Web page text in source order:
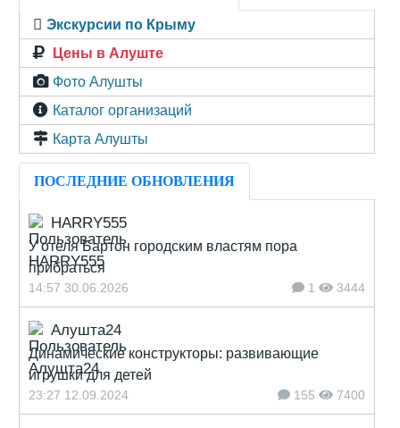
Экскурсии по Крыму
Цены в Алуште
Фото Алушты
Каталог организаций
Карта Алушты
ПОСЛЕДНИЕ ОБНОВЛЕНИЯ
HARRY555
У отеля Бартон городским властям пора
прибраться
14:57 30.06.2026 1 3444
Алушта24
Динамические конструкторы: развивающие
игрушки для детей
23:27 12.09.2024 155 7400